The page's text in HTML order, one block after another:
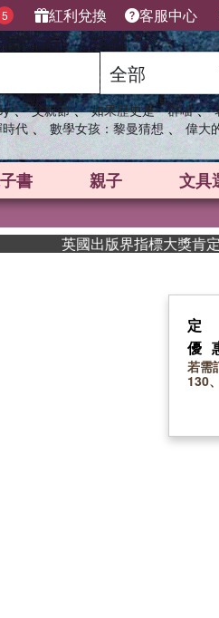
5 紅利兌換 客服中心
、 父親節 、 如果歷史是一群喵 、
代 、 數學女孩：黎曼猜想 、 偉大
書 親子 文具
英國出版界指標大獎肯定！
優
若需
130